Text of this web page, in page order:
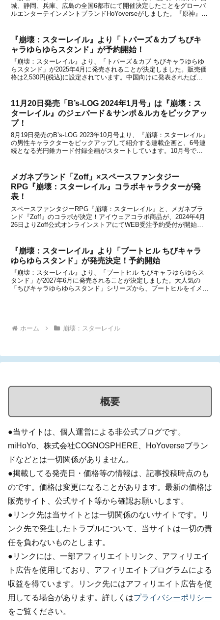
城、静岡、兵庫、広島の全国6都市にて開催決定したことをグローバ
ルエンターテインメントブランドHoYoverseがしました。『原神』や
『崩壊：スターレイル』より「トパーズ＆カブ ちびキ
ャラゆらゆらスタンド」が予約開始！
『崩壊：スターレイル』より、「トパーズ＆カブ ちびキャラゆらゆ
らスタンド」が2025年4月に発売されることが決定しました。販売価
格は2,530円(税込)に設定されています。中国向けに発表されたばか
11月20日発売「B’s-LOG 2024年1月号」は『崩壊：ス
ターレイル』のジェパード＆サンポ＆ルカをピックアッ
プ！
8月19日発売のB’s-LOG 2023年10月号より、『崩壊：スターレイル』
の男性キャラクターをピックアップして紹介する連載企画と、6号連
続となる光円錐カード付録企画がスタートしています。10月号では
メガネブランド「Zoff」×スペースファンタジー
RPG『崩壊：スターレイル』コラボキャラクターが発
表！
スペースファンタジーRPG『崩壊：スターレイル』と、メガネブラ
ンド『Zoff』のコラボが決定！アイウェアコラボ商品が、2024年4月
26日よりZoff公式オンラインストアにてWEB受注予約受付が開始さ
『崩壊：スターレイル』より「ブートヒル ちびキャラ
ゆらゆらスタンド」が発売決定！予約開始
『崩壊：スターレイル』より、「ブートヒル ちびキャラゆらゆらス
タンド」が2027年6月に発売されることが決定しました。大人気の
「ちびキャラゆらゆらスタンド」シリーズから、ブートヒルをイメー
ホーム 崩壊：スターレイル
概要
●当サイトは、個人運営による非公式ブログです。
miHoYo、株式会社COGNOSPHERE、HoYoverseブラン
ドなどとは一切関係がありません。
●掲載してる発売日・価格等の情報は、記事投稿時点のも
のです。価格は変更になることがあります。最新の価格は
販売サイト、公式サイト等から確認お願いします。
●リンク先は当サイトとは一切関係のないサイトです。リ
ンク先で発生したトラブルについて、当サイトは一切の責
任を負わないものとします。
●リンクには、一部アフィリエイトリンク、アフィリエイ
ト広告を使用しており、アフィリエイトプログラムによる
収益を得ています。リンク先にはアフィリエイト広告を使
用してる場合があります。詳しくはプライバシーポリシー
をご覧ください。